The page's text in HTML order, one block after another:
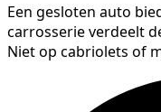
Een gesloten auto
carrosserie verdeelt
Niet op cabriolets of